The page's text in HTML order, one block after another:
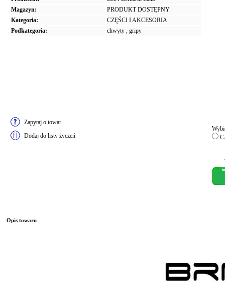
Magazyn:
PRODUKT DOSTĘPNY
Kategoria:
CZĘŚCI I AKCESORIA
Podkategoria:
chwyty , gripy
Zapytaj o towar
Dodaj do listy życzeń
Opis towaru